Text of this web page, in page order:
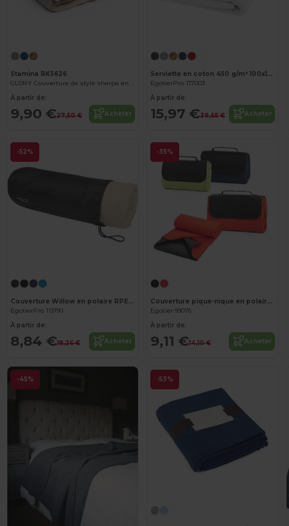
Stamina BK5626
GLORY Couverture de style sherpa en molleton 380 g/m²
À partir de:
9,90 €27,50 € Acheter
Serviette en coton 450 g/m² 100x180 cm Evelyn
EgotierPro 117003
À partir de:
15,97 €39,65 € Acheter
-52%
Couverture Willow en polaire RPET certifiée GRS
EgotierPro 113190
À partir de:
8,84 €18,26 € Acheter
-35%
Couverture pique-nique en polaire (180 g/m²) avec visière
Egotier 99076
À partir de:
9,11 €14,10 € Acheter
-45% -53%